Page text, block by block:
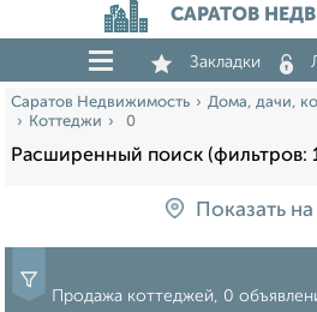
САРАТОВ
Закладки
Саратов Недвижимость Дома, дачи,
Коттеджи
0
Расширенный поиск (фильтров:
Показать
Продажа коттеджей, 0